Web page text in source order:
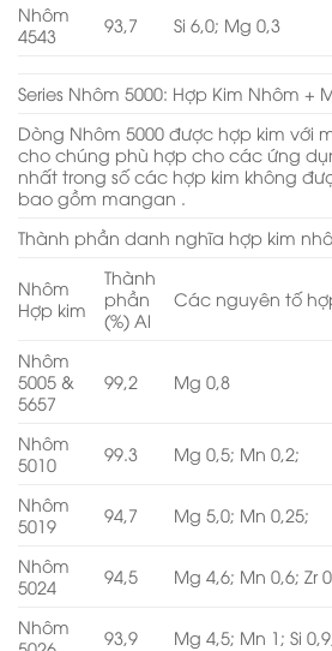
Nhôm
4543
93,7 Si 6,0; Mg 0,3
Series Nhôm 5000: Hợp Kim Nhôm +
Dòng Nhôm 5000 được hợp kim với
cho chúng phù hợp cho các ứng
nhất trong số các hợp kim không
bao gồm mangan .
Thành phần danh nghĩa hợp kim
Nhôm
Hợp kim
Thành
phần
(%) Al
Các nguyên tố
Nhôm
5005 &
5657
99,2 Mg 0,8
Nhôm
5010
99.3 Mg 0,5; Mn 0,2;
Nhôm
5019
94,7 Mg 5,0; Mn 0,25;
Nhôm
5024
94,5 Mg 4,6; Mn 0,6; Zr
Nhôm
93,9 Mg 4,5; Mn 1; Si